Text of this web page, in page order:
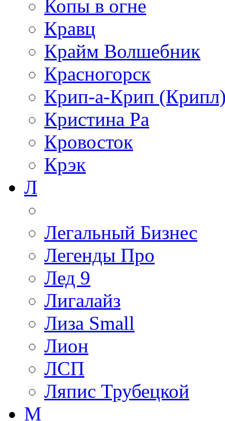
Копы в огне
Кравц
Крайм Волшебник
Красногорск
Крип-а-Крип
Кристина Ра
Кровосток
Крэк
Л
Легальный Бизнес
Легенды Про
Лед 9
Лигалайз
Лиза Small
Лион
ЛСП
Ляпис Трубецкой
М